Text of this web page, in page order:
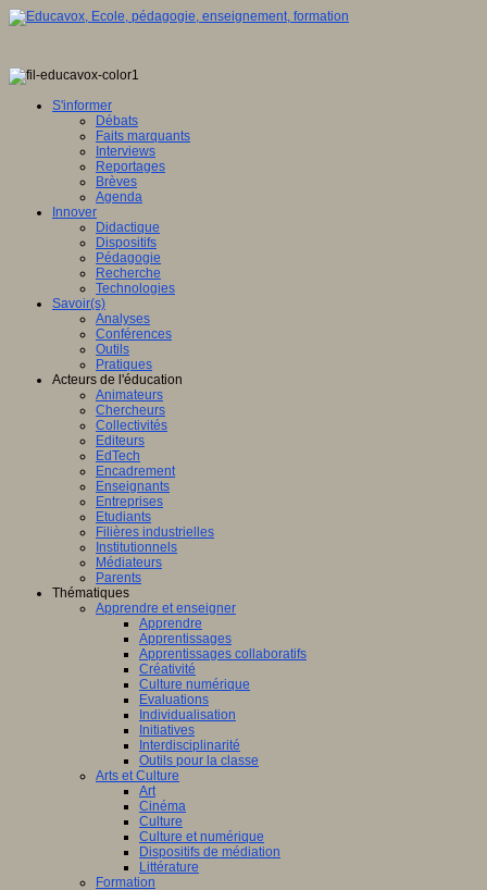
S'informer
Débats
Faits marquants
Interviews
Reportages
Brèves
Agenda
Innover
Didactique
Dispositifs
Pédagogie
Recherche
Technologies
Savoir(s)
Analyses
Conférences
Outils
Pratiques
Acteurs de l'éducation
Animateurs
Chercheurs
Collectivités
Editeurs
EdTech
Encadrement
Enseignants
Entreprises
Etudiants
Filières industrielles
Institutionnels
Médiateurs
Parents
Thématiques
Apprendre et enseigner
Apprendre
Apprentissages
Apprentissages collaboratifs
Créativité
Culture numérique
Evaluations
Individualisation
Initiatives
Interdisciplinarité
Outils pour la classe
Arts et Culture
Art
Cinéma
Culture
Culture et numérique
Dispositifs de médiation
Littérature
Formation